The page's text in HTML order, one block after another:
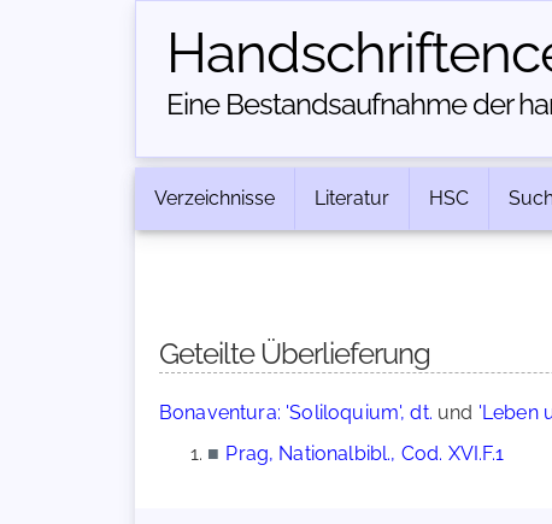
Eine Bestandsaufnahme der
Verzeichnisse Literatur HSC
Geteilte Überlieferung
Bonaventura: 'Soliloquium', dt. und 'Leben
■ Prag, Nationalbibl., Cod. XVI.F.1